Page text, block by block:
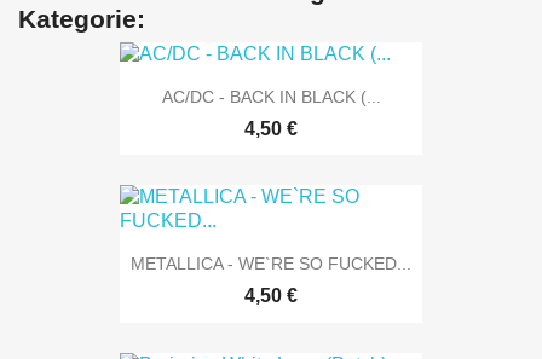
Kategorie:
AC/DC - BACK IN BLACK (...
4,50 €
METALLICA - WE`RE SO FUCKED...
4,50 €